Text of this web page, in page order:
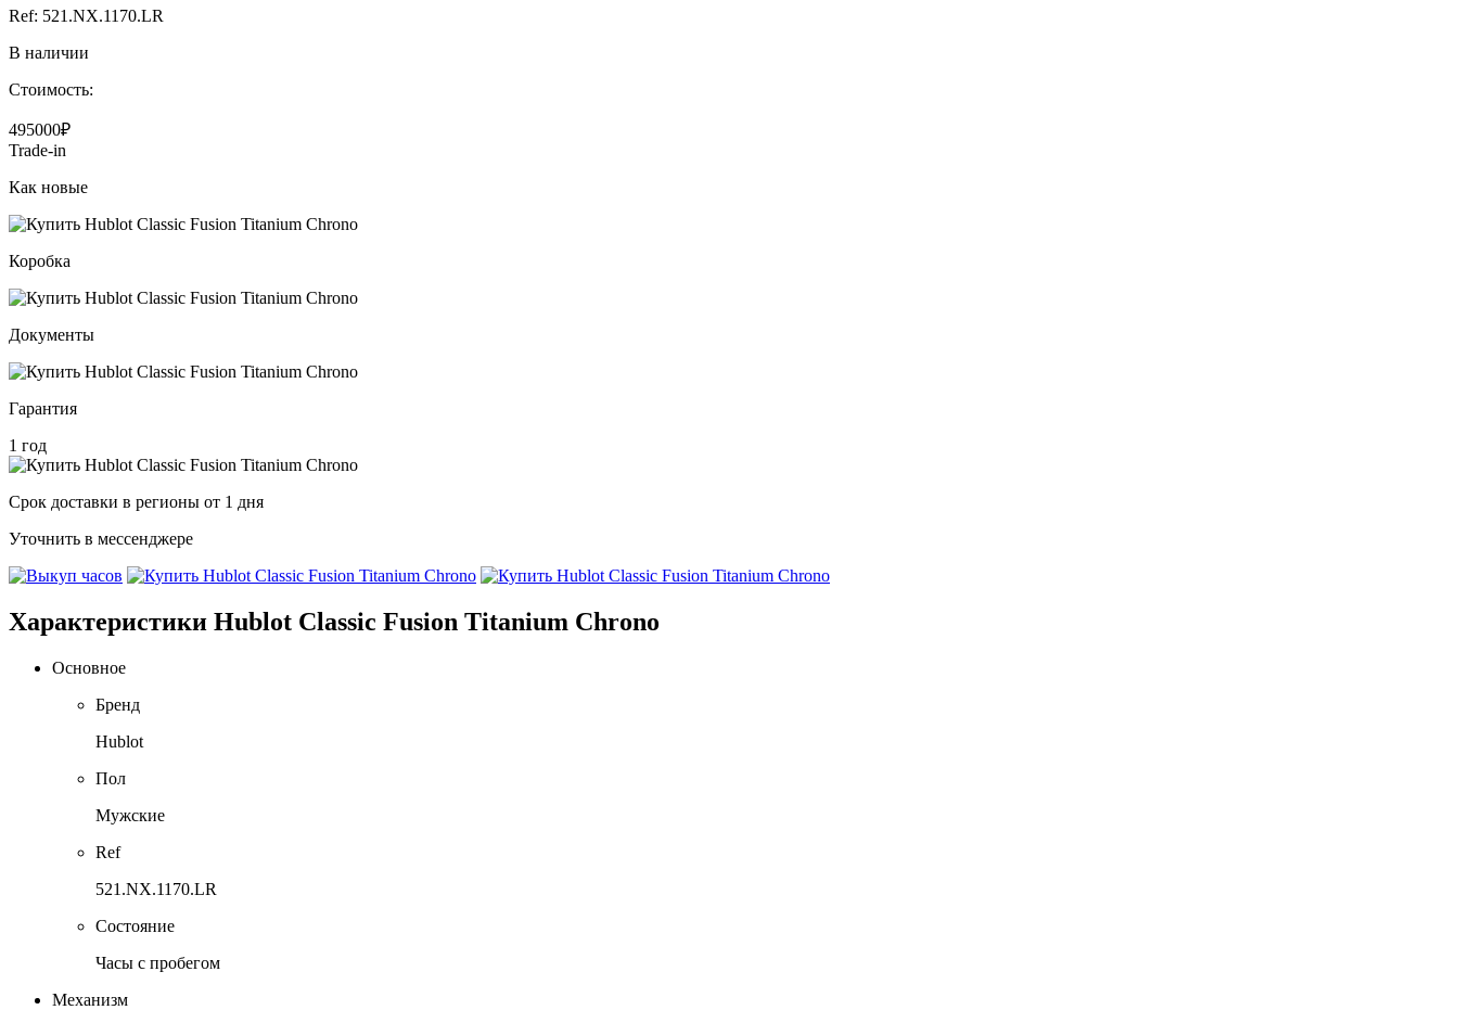
Ref: 521.NX.1170.LR
В наличии
Стоимость:
495000₽
Trade-in
Как новые
Коробка
Документы
Гарантия
1 год
Срок доставки в регионы от 1 дня
Уточнить в мессенджере
Характеристики Hublot Classic Fusion Titanium Chrono
Основное
Бренд
Hublot
Пол
Мужские
Ref
521.NX.1170.LR
Состояние
Часы с пробегом
Механизм